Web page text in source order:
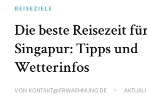
REISEZIELE
Die beste Reisezeit
Singapur: Tipps und
Wetterinfos
VON KONTAKT@ERWAEHNUNG.DE